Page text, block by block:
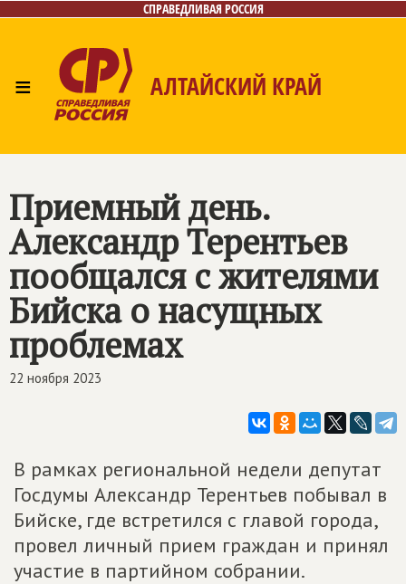
СПРАВЕДЛИВАЯ РОССИЯ
≡ АЛТАЙСКИЙ КРАЙ
Контакты
Приемный день.
Александр Терентьев
пообщался с жителями
Бийска о насущных
проблемах
22 ноября 2023
В рамках региональной недели депутат
Госдумы Александр Терентьев побывал в
Бийске, где встретился с главой города,
провел личный прием граждан и принял
участие в партийном собрании.